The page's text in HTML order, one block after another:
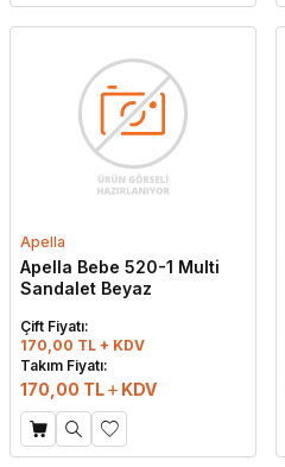
Apella
Apella Bebe 520-1 Multi
Sandalet Beyaz
Çift Fiyatı:
170,00 TL + KDV
Takım Fiyatı:
170,00 TL KDV